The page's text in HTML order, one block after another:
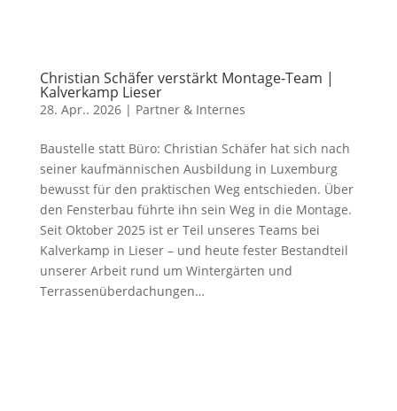
Christian Schäfer verstärkt Montage-Team |
Kalverkamp Lieser
28. Apr.. 2026| Partner & Internes
Baustelle statt Büro: Christian Schäfer hat sich nach
seiner kaufmännischen Ausbildung in Luxemburg
bewusst für den praktischen Weg entschieden. Über
den Fensterbau führte ihn sein Weg in die Montage.
Seit Oktober 2025 ist er Teil unseres Teams bei
Kalverkamp in Lieser – und heute fester Bestandteil
unserer Arbeit rund um Wintergärten und
Terrassenüberdachungen…